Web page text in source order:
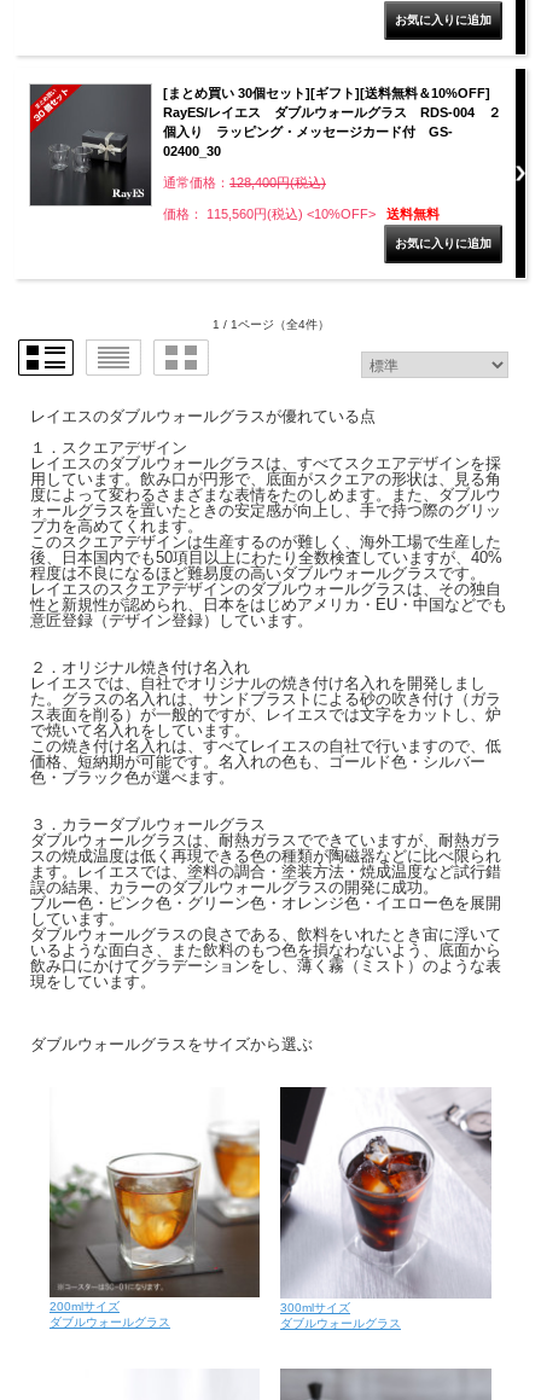
[まとめ買い 30個セット][ギフト][送料無料＆10%OFF]
RayES/レイエス ダブルウォールグラス RDS-004 ２
個入り ラッピング・メッセージカード付 GS-
02400_30
通常価格： 128,400円(税込)
価格： 115,560円(税込) <10%OFF> 送料無料
1 / 1ページ （全4件）
レイエスのダブルウォールグラスが優れている点
１．スクエアデザイン
レイエスのダブルウォールグラスは、すべてスクエアデザインを採
用しています。飲み口が円形で、底面がスクエアの形状は、見る角
度によって変わるさまざまな表情をたのしめます。また、ダブルウ
ォールグラスを置いたときの安定感が向上し、手で持つ際のグリッ
プ力を高めてくれます。
このスクエアデザインは生産するのが難しく、海外工場で生産した
後、日本国内でも50項目以上にわたり全数検査していますが、40%
程度は不良になるほど難易度の高いダブルウォールグラスです。
レイエスのスクエアデザインのダブルウォールグラスは、その独自
性と新規性が認められ、日本をはじめアメリカ・EU・中国などでも
意匠登録（デザイン登録）しています。
２．オリジナル焼き付け名入れ
レイエスでは、自社でオリジナルの焼き付け名入れを開発しまし
た。グラスの名入れは、サンドブラストによる砂の吹き付け（ガラ
ス表面を削る）が一般的ですが、レイエスでは文字をカットし、炉
で焼いて名入れをしています。
この焼き付け名入れは、すべてレイエスの自社で行いますので、低
価格、短納期が可能です。名入れの色も、ゴールド色・シルバー
色・ブラック色が選べます。
３．カラーダブルウォールグラス
ダブルウォールグラスは、耐熱ガラスでできていますが、耐熱ガラ
スの焼成温度は低く再現できる色の種類が陶磁器などに比べ限られ
ます。レイエスでは、塗料の調合・塗装方法・焼成温度など試行錯
誤の結果、カラーのダブルウォールグラスの開発に成功。
ブルー色・ピンク色・グリーン色・オレンジ色・イエロー色を展開
しています。
ダブルウォールグラスの良さである、飲料をいれたとき宙に浮いて
いるような面白さ、また飲料のもつ色を損なわないよう、底面から
飲み口にかけてグラデーションをし、薄く霧（ミスト）のような表
現をしています。
ダブルウォールグラスをサイズから選ぶ
200mlサイズ
ダブルウォールグラス
300mlサイズ
ダブルウォールグラス